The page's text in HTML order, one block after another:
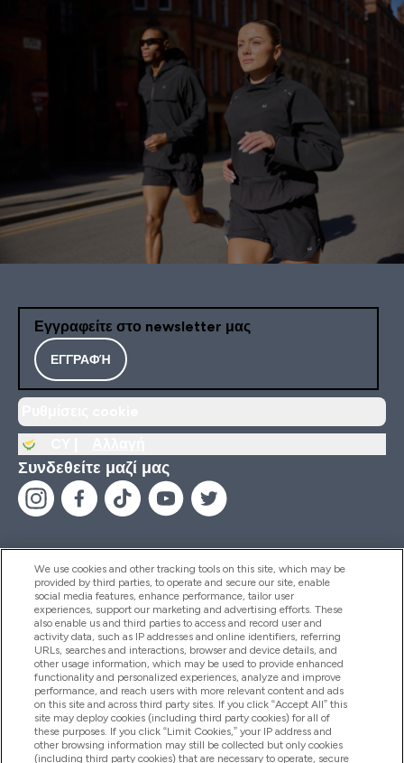
Εγγραφείτε στο newsletter μας
ΕΓΓΡΑΦΉ
Συνδεθείτε μαζί μας
Βοήθεια & Πληροφορίες
Προϊόντα
Εταιρικές Πληροφορίες
We use cookies and other tracking tools on this site, which may be
provided by third parties, to operate and secure our site, enable
social media features, enhance performance, tailor user
experiences, support our marketing and advertising efforts. These
also enable us and third parties to access and record user and
activity data, such as IP addresses and online identifiers, referring
URLs, searches and interactions, browser and device details, and
other usage information, which may be used to provide enhanced
functionality and personalized experiences, analyze and improve
performance, and reach users with more relevant content and ads
on this site and across third party sites. If you click “Accept All” this
site may deploy cookies (including third party cookies) for all of
these purposes. If you click “Limit Cookies,” your IP address and
other browsing information may still be collected but only cookies
(including third party cookies) that are necessary to operate, secure